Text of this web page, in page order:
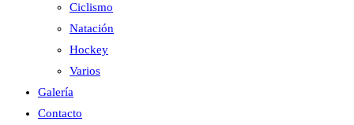
Ciclismo
Natación
Hockey
Varios
Galería
Contacto